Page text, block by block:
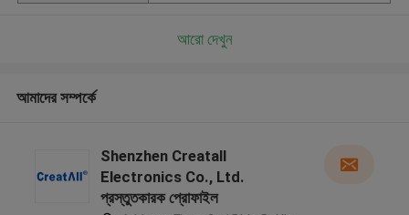
আরো দেখুন
আমাদের সম্পর্কে
Shenzhen Creatall
Electronics Co., Ltd.
প্রস্তুতকারক প্রোফাইল